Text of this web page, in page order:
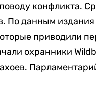
конфликта.
По данным
приводили
охранники